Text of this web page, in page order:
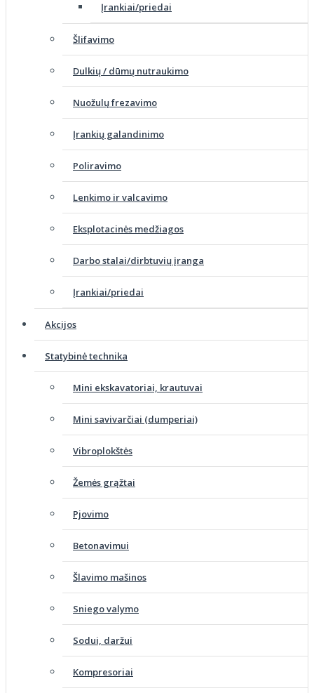
Įrankiai/priedai
Šlifavimo
Dulkių / dūmų nutraukimo
Nuožulų frezavimo
Įrankių galandinimo
Poliravimo
Lenkimo ir valcavimo
Eksplotacinės medžiagos
Darbo stalai/dirbtuvių įranga
Įrankiai/priedai
Akcijos
Statybinė technika
Mini ekskavatoriai, krautuvai
Mini savivarčiai (dumperiai)
Vibroplokštės
Žemės grąžtai
Pjovimo
Betonavimui
Šlavimo mašinos
Sniego valymo
Sodui, daržui
Kompresoriai